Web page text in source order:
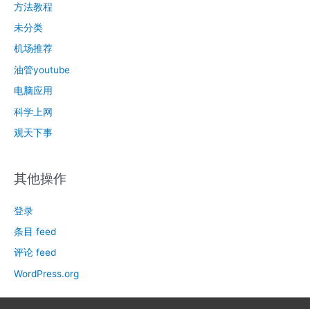
方法教程
未分类
机场推荐
油管youtube
电脑应用
科学上网
观天下事
其他操作
登录
条目 feed
评论 feed
WordPress.org